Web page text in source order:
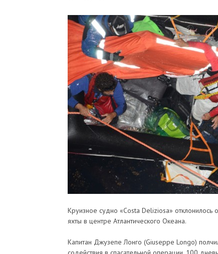
Круизное судно «Costa Deliziosa» отклонилось
яхты в центре Атлантического Океана.
Капитан Джузепе Лонго (Giuseppe Longo)